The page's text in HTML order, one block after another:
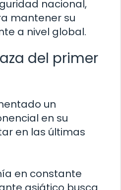
nacional,
mantener su
a nivel global.
del primer
un
en su
en las últimas
en constante